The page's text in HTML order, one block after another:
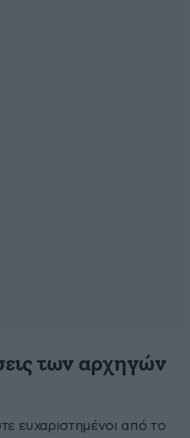
των αρχηγών
ευχαριστημένοι από το